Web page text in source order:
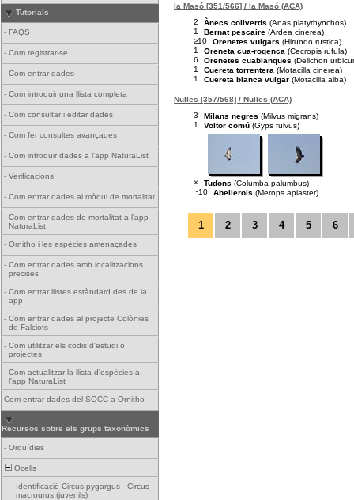
Tutorials
- FAQS
- Com registrar-se
- Com entrar dades
- Com introduir una llista completa
- Com consultar i editar dades
- Com fer consultes avançades
- Com introduir dades a l'app NaturaList
- Verificacions
- Com entrar dades al mòdul de mortalitat
- Com entrar dades de mortalitat a l'app
NaturaList
- Ornitho i les espècies amenaçades
- Com entrar dades amb localitzacions
precises
- Com entrar llistes estàndard des de la
app
- Com entrar dades al projecte Colònies
de Falciots
- Com utilitzar els codis d'estudi o
projectes
- Com actualitzar la llista d'espècies a
l'app NaturaList
Com entrar dades del SOCC a Ornitho
Recursos sobre els grups taxonòmics
- Orquídies
Ocells
- Identificació Circus pygargus - Circus
macrourus (juvenils)
la Masó [351/566] / la Masó (ACA)
2
Ànecs collverds (Anas platyrhynchos)
1
Bernat pescaire (Ardea cinerea)
≥10
Orenetes vulgars (Hirundo rustica)
1
Oreneta cua-rogenca (Cecropis rufula)
6
Orenetes cuablanques (Delichon
1
Cuereta torrentera (Motacilla cinerea)
1
Cuereta blanca vulgar (Motacilla alba)
Nulles [357/568] / Nulles (ACA)
3
Milans negres (Milvus migrans)
1
Voltor comú (Gyps fulvus)
× Tudons (Columba palumbus)
~10
Abellerols (Merops apiaster)
1 2 3 4 5 6